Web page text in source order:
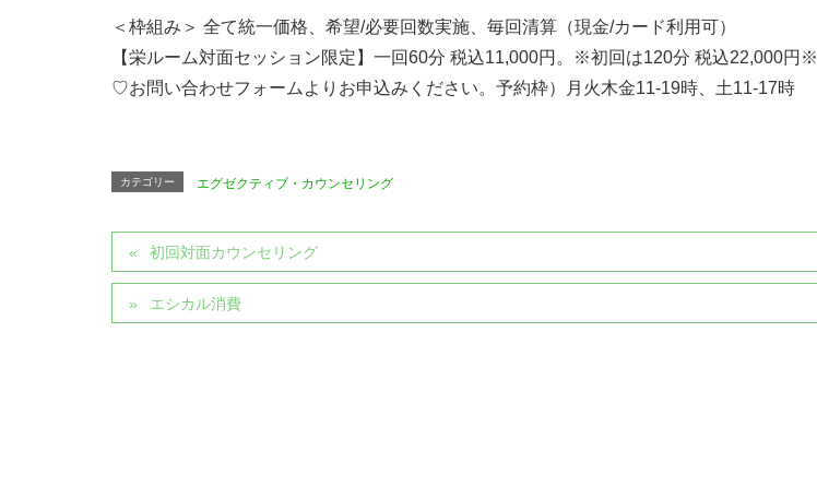
＜枠組み＞ 全て統一価格、希望/必要回数実施、毎回清算（現金/カード利用可）
【栄ルーム対面セッション限定】一回60分 税込11,000円。※初回は120分 税込22,000円※
♡お問い合わせフォームよりお申込みください。予約枠）月火木金11-19時、土11-17時
カテゴリー エグゼクティブ・カウンセリング
初回対面カウンセリング
エシカル消費